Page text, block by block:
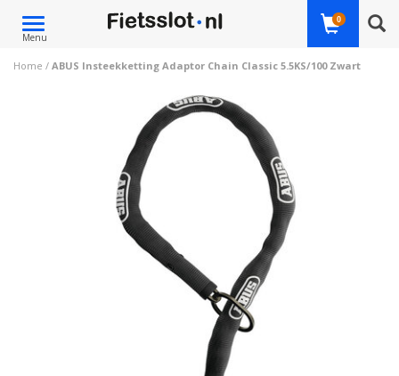
Toggle
navigation
Menu
0
Home / ABUS Insteekketting Adaptor Chain Classic 5.5KS/100 Zwart